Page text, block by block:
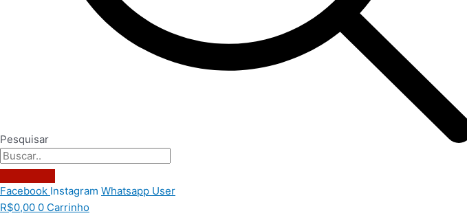
Pesquisar
Facebook Instagram Whatsapp User
R$0,00 0 Carrinho